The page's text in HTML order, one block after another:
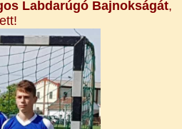
Labdarúgó Bajnokságát,